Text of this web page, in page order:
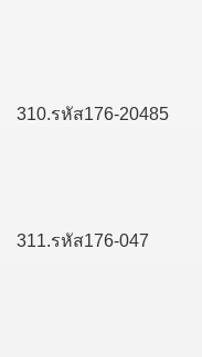
310.รหัส176-20485
311.รหัส176-047